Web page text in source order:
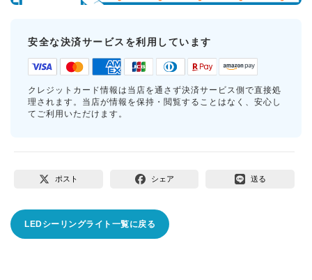
安全な決済サービスを利用しています
クレジットカード情報は当店を通さず決済サービス側で直接処
理されます。当店が情報を保持・閲覧することはなく、安心し
てご利用いただけます。
ポスト シェア 送る
LEDシーリングライト一覧に戻る